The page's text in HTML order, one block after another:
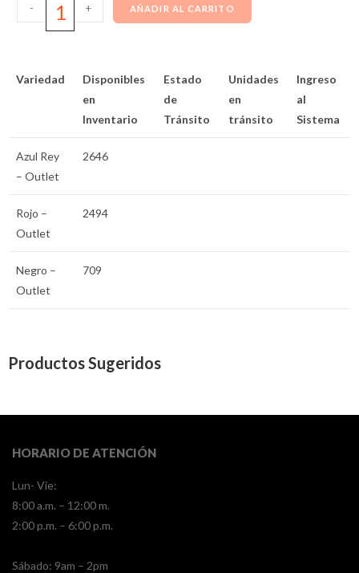
- + AÑADIR AL CARRITO
Variedad
Disponibles
en
Inventario
Estado
de
Tránsito
Unidades
en
tránsito
Ingreso
al
Sistema
Azul Rey
– Outlet
2646
Rojo –
Outlet
2494
Negro –
Outlet
709
Productos Sugeridos
HORARIO DE ATENCIÓN
Lun- Vie:
8:00 a.m. – 12:00 m.
2:00 p.m. – 6:00 p.m.
​​Sábado: 9am – 2pm